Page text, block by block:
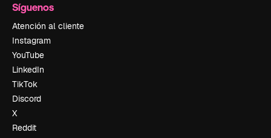
Síguenos
Atención al cliente
Instagram
YouTube
LinkedIn
TikTok
Discord
X
Reddit